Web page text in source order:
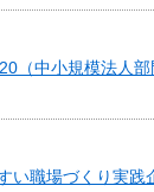
（中小規模法人
い職場づくり実